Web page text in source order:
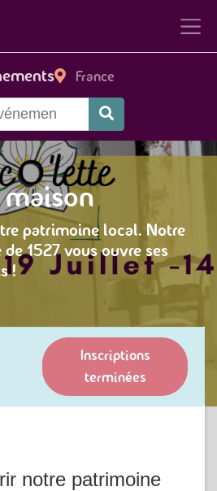
France
patrimoine local. Notre
1527 vous ouvre ses
!
Inscriptions
terminées
notre patrimoine